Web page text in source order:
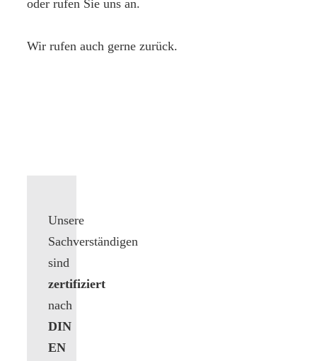
oder rufen Sie uns an.
Wir rufen auch gerne zurück.
Unsere
Sachverständigen
sind
zertifiziert
nach
DIN
EN